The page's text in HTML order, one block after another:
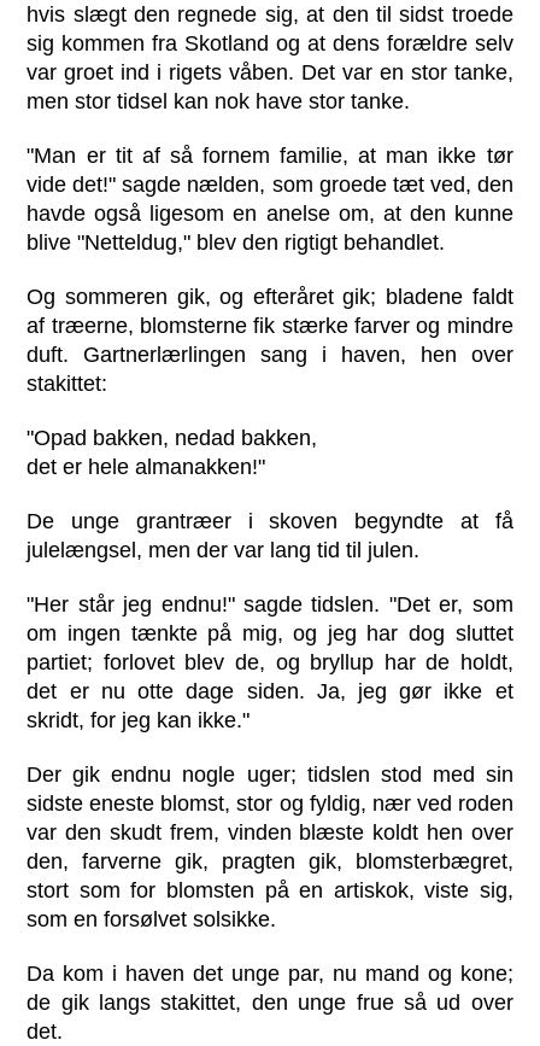
hvis slægt den regnede sig, at den til sidst troede
sig kommen fra Skotland og at dens forældre selv
var groet ind i rigets våben. Det var en stor tanke,
men stor tidsel kan nok have stor tanke.
"Man er tit af så fornem familie, at man ikke tør
vide det!" sagde nælden, som groede tæt ved, den
havde også ligesom en anelse om, at den kunne
blive "Netteldug," blev den rigtigt behandlet.
Og sommeren gik, og efteråret gik; bladene faldt
af træerne, blomsterne fik stærke farver og mindre
duft. Gartnerlærlingen sang i haven, hen over
stakittet:
"Opad bakken, nedad bakken,
det er hele almanakken!"
De unge grantræer i skoven begyndte at få
julelængsel, men der var lang tid til julen.
"Her står jeg endnu!" sagde tidslen. "Det er, som
om ingen tænkte på mig, og jeg har dog sluttet
partiet; forlovet blev de, og bryllup har de holdt,
det er nu otte dage siden. Ja, jeg gør ikke et
skridt, for jeg kan ikke."
Der gik endnu nogle uger; tidslen stod med sin
sidste eneste blomst, stor og fyldig, nær ved roden
var den skudt frem, vinden blæste koldt hen over
den, farverne gik, pragten gik, blomsterbægret,
stort som for blomsten på en artiskok, viste sig,
som en forsølvet solsikke.
Da kom i haven det unge par, nu mand og kone;
de gik langs stakittet, den unge frue så ud over
det.